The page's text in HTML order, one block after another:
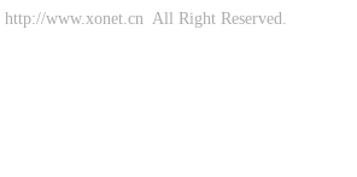
www.xonet.cn All Right Reserved.